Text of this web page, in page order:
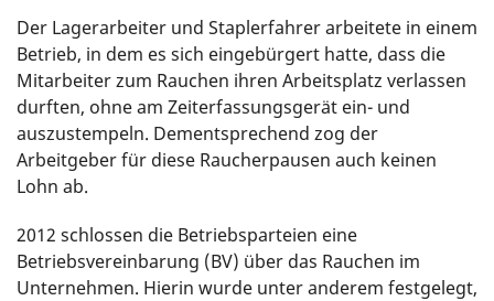
Der Lagerarbeiter und Staplerfahrer arbeitete in einem
Betrieb, in dem es sich eingebürgert hatte, dass die
Mitarbeiter zum Rauchen ihren Arbeitsplatz verlassen
durften, ohne am Zeiterfassungsgerät ein- und
auszustempeln. Dementsprechend zog der
Arbeitgeber für diese Raucherpausen auch keinen
Lohn ab.
2012 schlossen die Betriebsparteien eine
Betriebsvereinbarung (BV) über das Rauchen im
Unternehmen. Hierin wurde unter anderem festgelegt,